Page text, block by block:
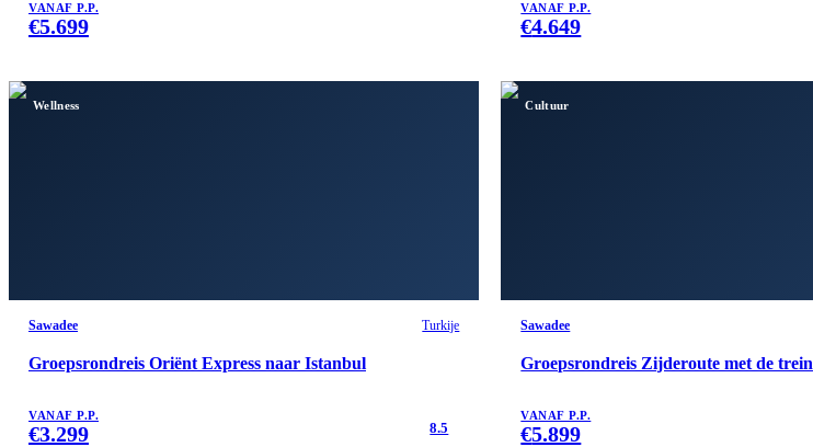
VANAF P.P.
€5.699
VANAF P.P.
€4.649
Wellness
Sawadee Turkije
Groepsrondreis Oriënt Express naar Istanbul
VANAF P.P.
€3.299 8.5
Cultuur
Sawadee
Groepsrondreis Zijderoute met de trein
VANAF P.P.
€5.899